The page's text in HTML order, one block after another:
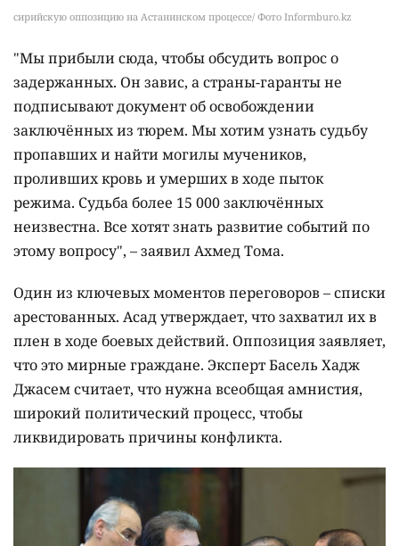
сирийскую оппозицию на Астанинском процессе/ Фото Informburo.kz
"Мы прибыли сюда, чтобы обсудить вопрос о
задержанных. Он завис, а страны-гаранты не
подписывают документ об освобождении
заключённых из тюрем. Мы хотим узнать судьбу
пропавших и найти могилы мучеников,
проливших кровь и умерших в ходе пыток
режима. Судьба более 15 000 заключённых
неизвестна. Все хотят знать развитие событий по
этому вопросу", – заявил Ахмед Тома.
Один из ключевых моментов переговоров – списки
арестованных. Асад утверждает, что захватил их в
плен в ходе боевых действий. Оппозиция заявляет,
что это мирные граждане. Эксперт Басель Хадж
Джасем считает, что нужна всеобщая амнистия,
широкий политический процесс, чтобы
ликвидировать причины конфликта.